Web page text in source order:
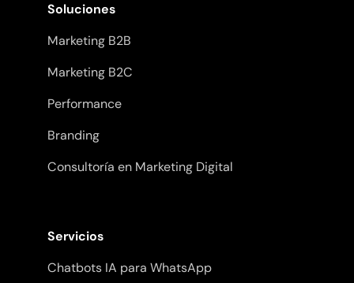
Soluciones
Marketing B2B
Marketing B2C
Performance
Branding
Consultoría en Marketing Digital
Servicios
Chatbots IA para WhatsApp